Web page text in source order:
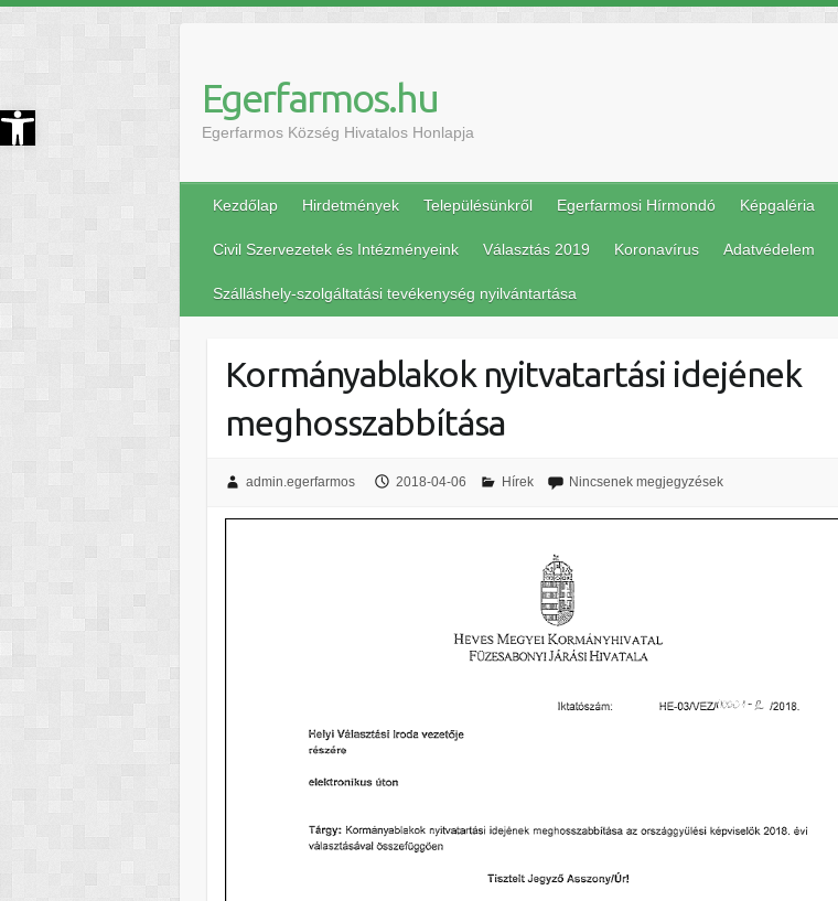
Eszköztár megnyitása Egerfarmos.hu
Egerfarmos Község Hivatalos Honlapja
Kezdőlap Hirdetmények Településünkről Egerfarmosi Hírmondó Képgaléria
Civil Szervezetek és Intézményeink Választás 2019 Koronavírus Adatvédelem
Szálláshely-szolgáltatási tevékenység nyilvántartása
Kormányablakok nyitvatartási idejének
meghosszabbítása
admin.egerfarmos 2018-04-06 Hírek Nincsenek megjegyzések